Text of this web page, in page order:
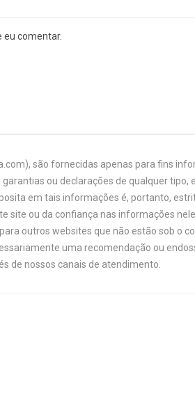
eu comentar.
são fornecidas apenas para fins
ou declarações de qualquer
em tais informações é, portanto,
site ou da confiança nas informações
outros websites que não estão sob o
uma recomendação ou
de nossos canais de atendimento.